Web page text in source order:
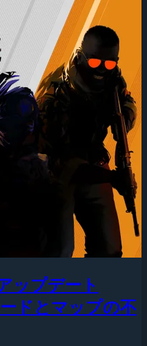
ップデート
ドとマップの不